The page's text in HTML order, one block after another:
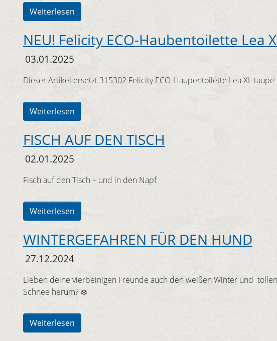
Weiterlesen
NEU! Felicity ECO-Haubentoilette Lea
03.01.2025
Dieser Artikel ersetzt 315302 Felicity ECO-Haupentoilette Lea XL
Weiterlesen
FISCH AUF DEN TISCH
02.01.2025
Fisch auf den Tisch – und in den Napf
Weiterlesen
WINTERGEFAHREN FÜR DEN HUND
27.12.2024
Lieben deine vierbeinigen Freunde auch den weißen Winter und
Schnee herum? ❄️
Weiterlesen